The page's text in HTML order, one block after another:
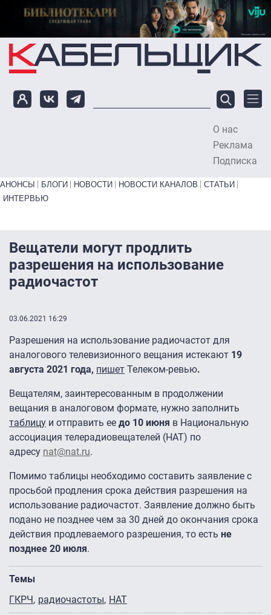
Перейти к основному содержанию
О нас
Реклама
Подписка
Primary links bottom
АНОНСЫ БЛОГИ НОВОСТИ НОВОСТИ КАНАЛОВ
СТАТЬИ
ИНТЕРВЬЮ
Вещатели могут продлить
разрешения на использование
радиочастот
03.06.2021 16:29
Разрешения на использование радиочастот для
аналогового телевизионного вещания истекают 19
августа 2021 года, пишет Телеком-ревью.
Вещателям, заинтересованным в продолжении
вещания в аналоговом формате, нужно заполнить
таблицу и отправить ее до 10 июня в Национальную
ассоциация телерадиовещателей (НАТ) по
адресу nat@nat.ru.
Помимо таблицы необходимо составить заявление с
просьбой продления срока действия разрешения на
использование радиочастот. Заявление должно быть
подано не позднее чем за 30 дней до окончания срока
действия продлеваемого разрешения, то есть не
позднее 20 июля.
Темы
ГКРЧ
радиочастоты НАТ